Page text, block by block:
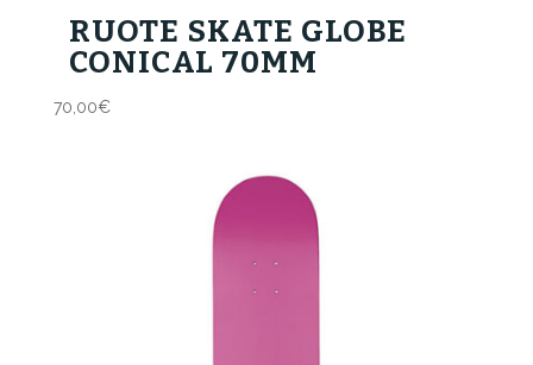
RUOTE SKATE GLOBE
CONICAL 70MM
70,00€